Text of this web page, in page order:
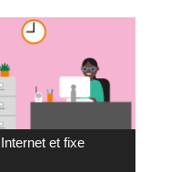
Internet et fixe